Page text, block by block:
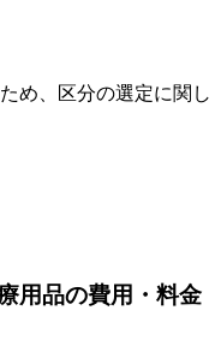
め、区分の選定に関し
用品の費用・料金